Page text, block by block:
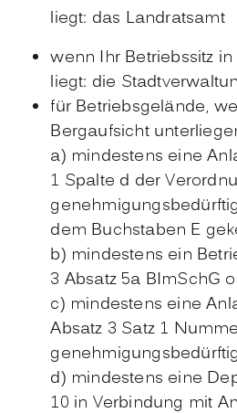
liegt: das Landratsamt
wenn Ihr Betriebssitz
liegt: die
für Betriebsgelände,
Bergaufsicht
a) mindestens eine
1 Spalte d der
dem Buchstaben E
b) mindestens ein
3 Absatz 5a BImSchG
c) mindestens eine
Absatz 3 Satz 1
d) mindestens eine
10 in Verbindung mit